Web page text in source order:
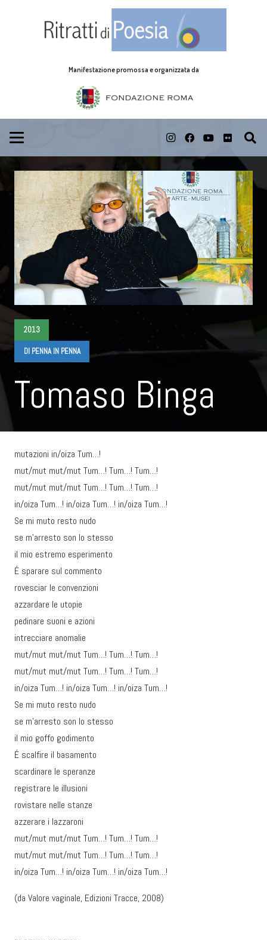
Manifestazione promossa e organizzata da
2013
DI PENNA IN PENNA
Tomaso Binga
mutazioni in/oiza Tum…!
mut/mut mut/mut Tum…! Tum…! Tum…!
mut/mut mut/mut Tum…! Tum…! Tum…!
in/oiza Tum…! in/oiza Tum…! in/oiza Tum…!
Se mi muto resto nudo
se m’arresto son lo stesso
il mio estremo esperimento
É sparare sul commento
rovesciar le convenzioni
azzardare le utopie
pedinare suoni e azioni
intrecciare anomalie
mut/mut mut/mut Tum…! Tum…! Tum…!
mut/mut mut/mut Tum…! Tum…! Tum…!
in/oiza Tum…! in/oiza Tum…! in/oiza Tum…!
Se mi muto resto nudo
se m’arresto son lo stesso
il mio goffo godimento
É scalfire il basamento
scardinare le speranze
registrare le illusioni
rovistare nelle stanze
azzerare i lazzaroni
mut/mut mut/mut Tum…! Tum…! Tum…!
mut/mut mut/mut Tum…! Tum…! Tum…!
in/oiza Tum…! in/oiza Tum…! in/oiza Tum…!
(da Valore vaginale, Edizioni Tracce, 2008)